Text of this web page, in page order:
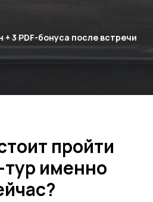
3 PDF-бонуса после встречи
пройти
именно